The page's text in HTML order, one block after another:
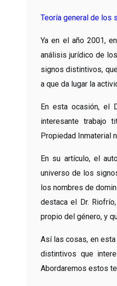
Teoría general de los
Ya en el año 2001,
análisis jurídico de
signos distintivos,
a que da lugar la
En esta ocasión, el
interesante trabajo
Propiedad Inmaterial
En su artículo, el
universo de los
los nombres de
destaca el Dr.
propio del género, y
Así las cosas, en
distintivos que
Abordaremos estos